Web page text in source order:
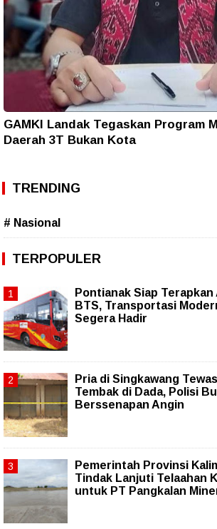
GAMKI Landak Tegaskan Program
Daerah 3T Bukan Kota
TRENDING
# Nasional
TERPOPULER
Pontianak Siap Terapkan
BTS, Transportasi
Segera Hadir
Pria di Singkawang
Tembak di Dada, Polisi
Berssenapan Angin
Pemerintah Provinsi
Tindak Lanjuti Telaahan
untuk PT Pangkalan